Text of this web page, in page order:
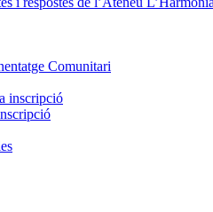
Comunitari
inscripció